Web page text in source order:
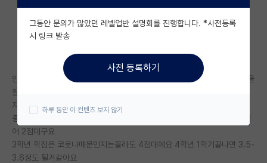
자유 게시판(아무개랩)
미국 유학 게시판
미국 대학원 합격 후기 게시판
대학원생 모집 게시판
연구실(PI) 홍보 게시판
석박사 채용 정보 게시판
안녕하세요 ! 인공지능 대학원 가려고 준비중입니다 여기가 현실적인 조언을
잘 해주는 것 같아 글쓰게 되었습니다.
지방국립대고 지거국은 아닙니다
총 학점은 3.47/4.5이고 전공평점이 3.39 입니다 2학년때 학점을 말아먹
어 2점대구요
3학년 학점은 코로나때문인지는몰라도 4점대에요 4학년 1학기끝나면 3.5-
3.6정도 될거같아요
그동안 문의가 많았던 레벨업반 설명회를 진행합니다. *사전등록
시 링크 발송
사전 등록하기
하루 동안 이 컨텐츠 보지 않기